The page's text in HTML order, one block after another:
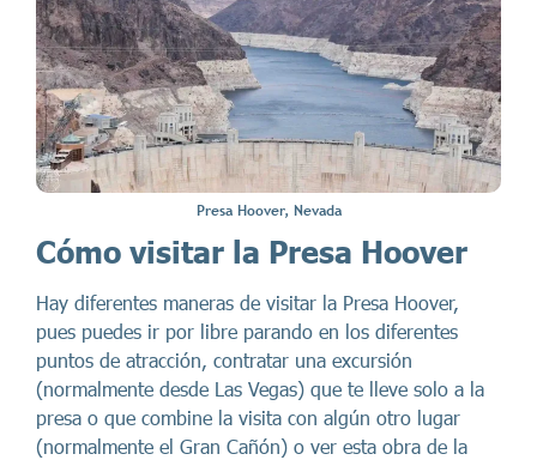
Presa Hoover, Nevada
Cómo visitar la Presa Hoover
Hay diferentes maneras de visitar la Presa Hoover,
pues puedes ir por libre parando en los diferentes
puntos de atracción, contratar una excursión
(normalmente desde Las Vegas) que te lleve solo a la
presa o que combine la visita con algún otro lugar
(normalmente el Gran Cañón) o ver esta obra de la